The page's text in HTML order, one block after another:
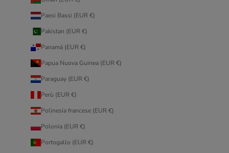
Paesi Bassi (EUR €)
Pakistan (EUR €)
Panamá (EUR €)
Papua Nuova Guinea (EUR €)
Paraguay (EUR €)
Perù (EUR €)
Polinesia francese (EUR €)
Polonia (EUR €)
Portogallo (EUR €)